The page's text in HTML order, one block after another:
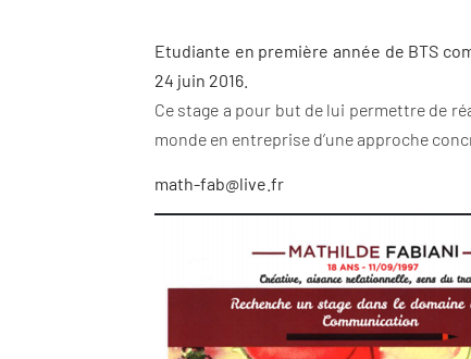
Etudiante en première année de BTS
24 juin 2016.
Ce stage a pour but de lui permettre de
monde en entreprise d’une approche
math-fab@live.fr